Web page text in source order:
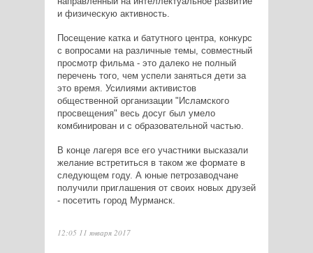
и физическую активность.
Посещение катка и батутного центра, конкурс
с вопросами на различные темы, совместный
просмотр фильма - это далеко не полный
перечень того, чем успели заняться дети за
это время. Усилиями активистов
общественной организации "Исламского
просвещения" весь досуг был умело
комбинирован и с образовательной частью.
В конце лагеря все его участники высказали
желание встретиться в таком же формате в
следующем году. А юные петрозаводчане
получили приглашения от своих новых друзей
- посетить город Мурманск.
12:05 11 января 2017